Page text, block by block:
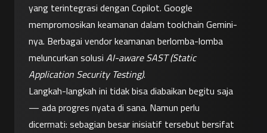
yang terintegrasi dengan Copilot. Google
mempromosikan keamanan dalam toolchain Gemini-
nya. Berbagai vendor keamanan berlomba-lomba
meluncurkan solusi AI-aware SAST (Static
Application Security Testing).
Langkah-langkah ini tidak bisa diabaikan begitu saja
— ada progres nyata di sana. Namun perlu
dicermati: sebagian besar inisiatif tersebut bersifat